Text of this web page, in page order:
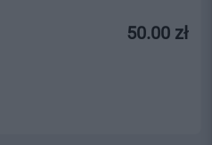
50.00 zł